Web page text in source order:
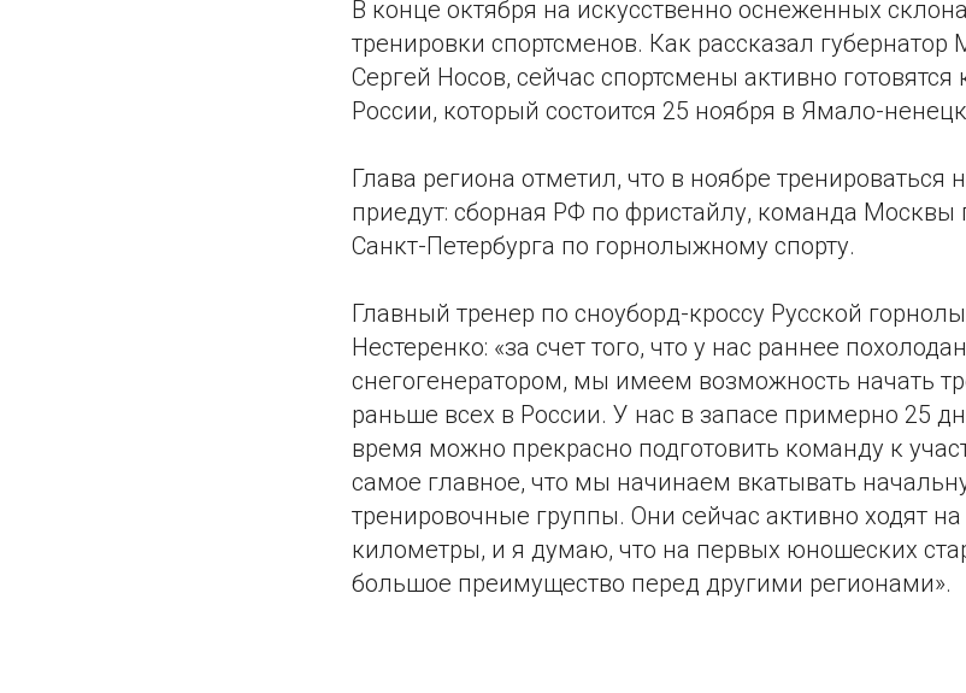
В конце октября на искусственно оснеженных
тренировки спортсменов. Как рассказал губернатор
Сергей Носов, сейчас спортсмены активно готовятся
России, который состоится 25 ноября в Ямало-
Глава региона отметил, что в ноябре тренироваться
приедут: сборная РФ по фристайлу, команда Москвы
Санкт-Петербурга по горнолыжному спорту.
Главный тренер по сноуборд-кроссу Русской
Нестеренко: «за счет того, что у нас раннее
снегогенератором, мы имеем возможность начать
раньше всех в России. У нас в запасе примерно 25
время можно прекрасно подготовить команду к
самое главное, что мы начинаем вкатывать
тренировочные группы. Они сейчас активно ходят
километры, и я думаю, что на первых юношеских
большое преимущество перед другими регионами».